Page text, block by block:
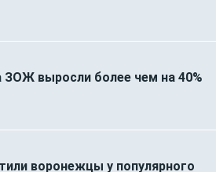
ЗОЖ выросли более чем на 40%
воронежцы у популярного